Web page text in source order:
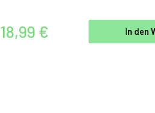
18,99 € In den